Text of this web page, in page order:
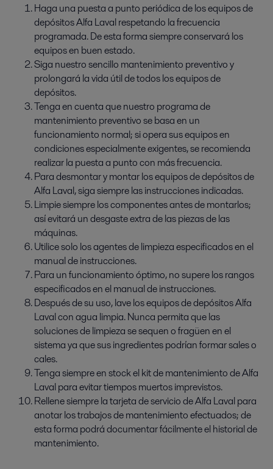
Haga una puesta a punto periódica de los equipos de
depósitos Alfa Laval respetando la frecuencia
programada. De esta forma siempre conservará los
equipos en buen estado.
Siga nuestro sencillo mantenimiento preventivo y
prolongará la vida útil de todos los equipos de
depósitos.
Tenga en cuenta que nuestro programa de
mantenimiento preventivo se basa en un
funcionamiento normal; si opera sus equipos en
condiciones especialmente exigentes, se recomienda
realizar la puesta a punto con más frecuencia.
Para desmontar y montar los equipos de depósitos de
Alfa Laval, siga siempre las instrucciones indicadas.
Limpie siempre los componentes antes de montarlos;
así evitará un desgaste extra de las piezas de las
máquinas.
Utilice solo los agentes de limpieza especificados en el
manual de instrucciones.
Para un funcionamiento óptimo, no supere los rangos
especificados en el manual de instrucciones.
Después de su uso, lave los equipos de depósitos Alfa
Laval con agua limpia. Nunca permita que las
soluciones de limpieza se sequen o fragüen en el
sistema ya que sus ingredientes podrían formar sales o
cales.
Tenga siempre en stock el kit de mantenimiento de Alfa
Laval para evitar tiempos muertos imprevistos.
Rellene siempre la tarjeta de servicio de Alfa Laval para
anotar los trabajos de mantenimiento efectuados; de
esta forma podrá documentar fácilmente el historial de
mantenimiento.